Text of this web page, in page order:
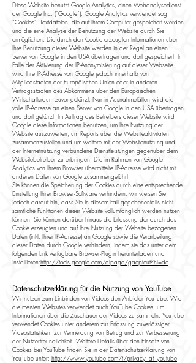
Diese Website benutzt Google Analytics, einen Webanalysedienst
der Google Inc. (“Google”). Google Analytics verwendet sog.
“Cookies”, Textdateien, die auf Ihrem Computer gespeichert werden
und die eine Analyse der Benutzung der Website durch Sie
ermöglichen. Die durch den Cookie erzeugten Informationen über
Ihre Benutzung dieser Website werden in der Regel an einen
Server von Google in den USA übertragen und dort gespeichert. Im
Falle der Aktivierung der IP-Anonymisierung auf dieser Webseite
wird Ihre IP-Adresse von Google jedoch innerhalb von
Mitgliedstaaten der Europäischen Union oder in anderen
Vertragsstaaten des Abkommens über den Europäischen
Wirtschaftsraum zuvor gekürzt. Nur in Ausnahmefällen wird die
volle IP-Adresse an einen Server von Google in den USA übertragen
und dort gekürzt. Im Auftrag des Betreibers dieser Website wird
Google diese Informationen benutzen, um Ihre Nutzung der
Website auszuwerten, um Reports über die Websiteaktivitäten
zusammenzustellen und um weitere mit der Websitenutzung und
der Internetnutzung verbundene Dienstleistungen gegenüber dem
Websitebetreiber zu erbringen. Die im Rahmen von Google
Analytics von Ihrem Browser übermittelte IP-Adresse wird nicht mit
anderen Daten von Google zusammengeführt.
Sie können die Speicherung der Cookies durch eine entsprechende
Einstellung Ihrer Browser-Software verhindern; wir weisen Sie
jedoch darauf hin, dass Sie in diesem Fall gegebenenfalls nicht
sämtliche Funktionen dieser Website vollumfänglich werden nutzen
können. Sie können darüber hinaus die Erfassung der durch das
Cookie erzeugten und auf Ihre Nutzung der Website bezogenen
Daten (inkl. Ihrer IP-Adresse) an Google sowie die Verarbeitung
dieser Daten durch Google verhindern, indem sie das unter dem
folgenden Link verfügbare Browser-Plugin herunterladen und
installieren:http://tools.google.com/dlpage/gaoptout?hl=de.
Datenschutzerklärung für die Nutzung von YouTube
Wir nutzen zum Einbinden von Videos den Anbieter YouTube. Wie
die meisten Websites verwendet auch YouTube Cookies, um
Informationen über die Zuschauer der Videos zu sammeln. YouTube
verwendet Cookies unter anderem zur Erfassung zuverlässiger
Videostatistiken, zur Vermeidung von Betrug und zur Verbesserung
der Nutzerfreundlichkeit. Weitere Details über den Einsatz von
Cookies bei YouTube finden Sie in der Datenschutzerklärung von
YouTube unter: http://www.youtube.com/t/privacy_at_youtube